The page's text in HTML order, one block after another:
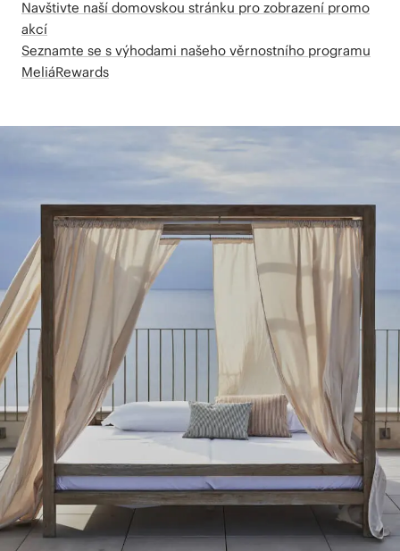
Navštivte naší domovskou stránku pro zobrazení promo
akcí
Seznamte se s výhodami našeho věrnostního programu
MeliáRewards